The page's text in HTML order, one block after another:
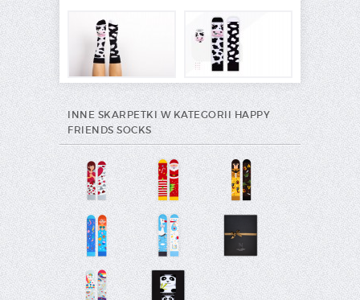
INNE SKARPETKI W KATEGORII HAPPY
FRIENDS SOCKS